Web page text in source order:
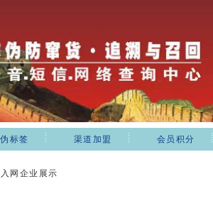
标签 渠道加盟 会员积分
网企业展示